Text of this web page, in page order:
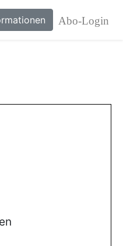
Abo-Login